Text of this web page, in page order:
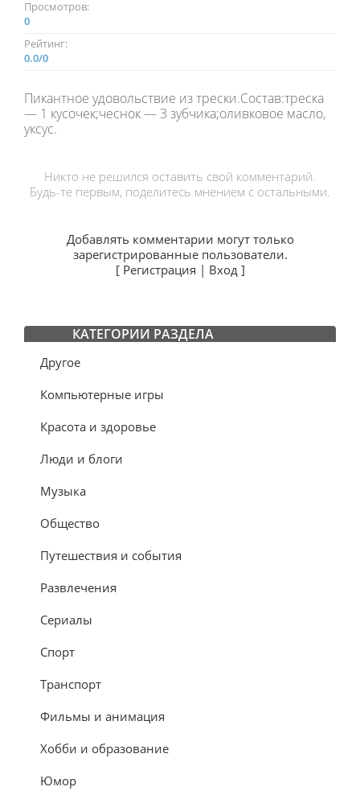
Просмотров:
0
Рейтинг:
0.0/0
Пикантное удовольствие из трески.Состав:треска
— 1 кусочек;чеснок — 3 зубчика;оливковое масло,
уксус.
Никто не решился оставить свой комментарий.
Будь-те первым, поделитесь мнением с остальными.
Добавлять комментарии могут только
зарегистрированные пользователи.
[ Регистрация | Вход]
КАТЕГОРИИ РАЗДЕЛА
Другое
Компьютерные игры
Красота и здоровье
Люди и блоги
Музыка
Общество
Путешествия и события
Развлечения
Сериалы
Спорт
Транспорт
Фильмы и анимация
Хобби и образование
Юмор